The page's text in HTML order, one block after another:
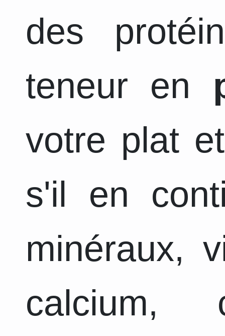
des
teneur en
votre plat
s'il en
minéraux,
calcium,